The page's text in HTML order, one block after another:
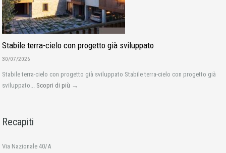
Stabile terra-cielo con progetto già sviluppato
30/07/2026
Stabile terra-cielo con progetto già sviluppato Stabile terra-cielo con progetto già
sviluppato... Scopri di più →
Recapiti
Via Nazionale 40/A